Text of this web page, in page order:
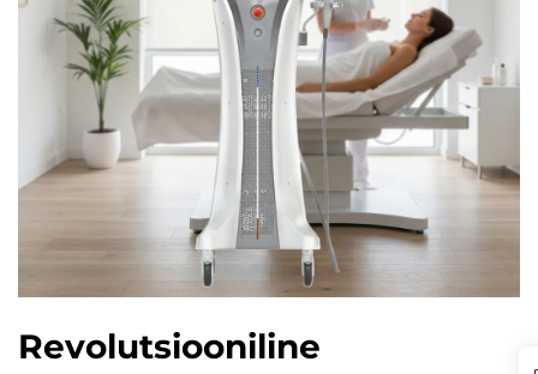
Revolutsiooniline